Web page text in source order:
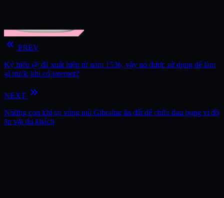
keyboard_double_arrow_left PREV
Ký hiệu @ đã xuất hiện từ năm 1536, vậy nó được sử dụng để làm
gì trước khi có internet?
NEXT keyboard_double_arrow_right
Những con khỉ tại vùng núi Gibraltar ăn đất để chữa đau bụng vì đồ
ăn vặt du khách